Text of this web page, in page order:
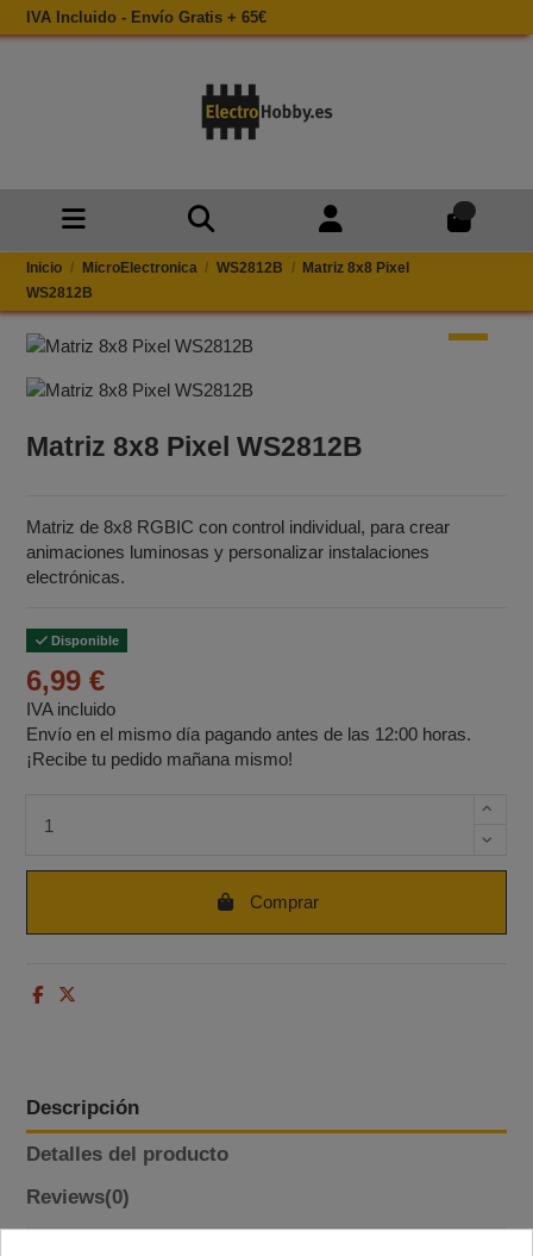
IVA Incluido - Envío Gratis + 65€
Inicio MicroElectronica WS2812B
Matriz 8x8 Pixel
WS2812B
Matriz 8x8 Pixel WS2812B
Matriz de 8x8 RGBIC con control individual, para crear
animaciones luminosas y personalizar instalaciones
electrónicas.
Disponible
6,99 €
IVA incluido
Envío en el mismo día pagando antes de las 12:00 horas.
¡Recibe tu pedido mañana mismo!
Comprar
Descripción
Detalles del producto
Reviews(0)